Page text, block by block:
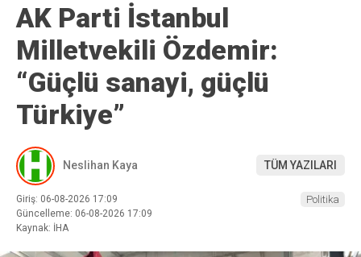
AK Parti İstanbul
Milletvekili Özdemir:
“Güçlü sanayi, güçlü
Türkiye”
Neslihan Kaya TÜM YAZILARI
Giriş: 06-08-2026 17:09
Güncelleme: 06-08-2026 17:09
Kaynak: İHA
Politika